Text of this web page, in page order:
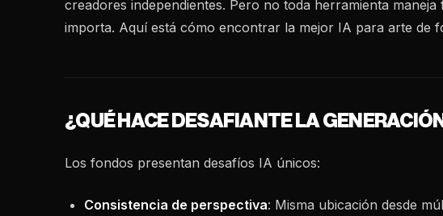
creadores independientes. Pero no toda herramienta
importa. Aquí está cómo encontrar la mejor IA para arte de
¿QUÉ HACE DESAFIANTE LA
Los fondos presentan desafíos IA únicos:
Consistencia de perspectiva: Misma ubicación desde